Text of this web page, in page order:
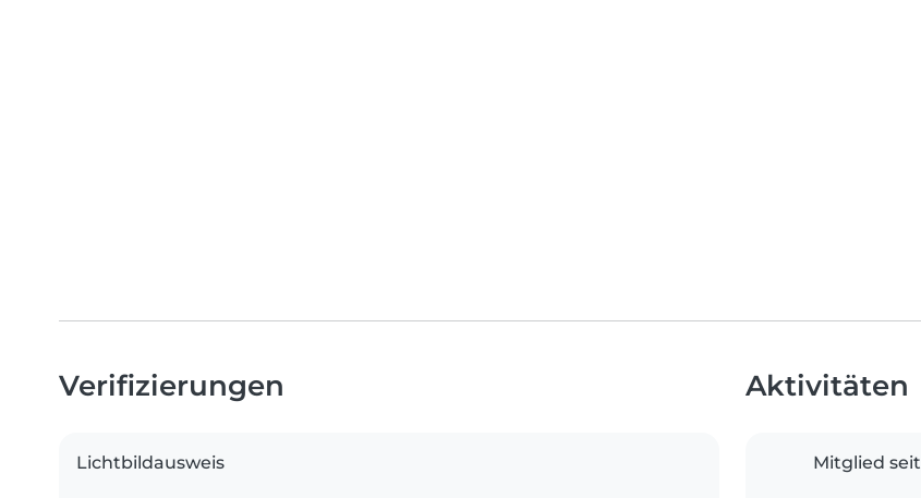
Verifizierungen
Lichtbildausweis
Aktivitäten
Mitglied seit